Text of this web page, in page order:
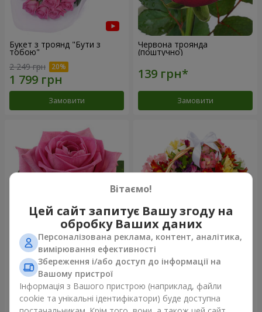
Букет з троянд "Бути з
тобою"
2 249 грн
Замовити
Червона троянда
(поштучно)
Замовити
Рожева троянда (поштучно)
Замовити
Кошик альстромерій
"Акварель"
Замовити
Вітаємо!
Цей сайт запитує Вашу згоду на
обробку Ваших даних
Персоналізована реклама, контент, аналітика,
вимірювання ефективності
Збереження і/або доступ до інформації на
Вашому пристрої
Інформація з Вашого пристрою (наприклад, файли
cookie та унікальні ідентифікатори) буде доступна